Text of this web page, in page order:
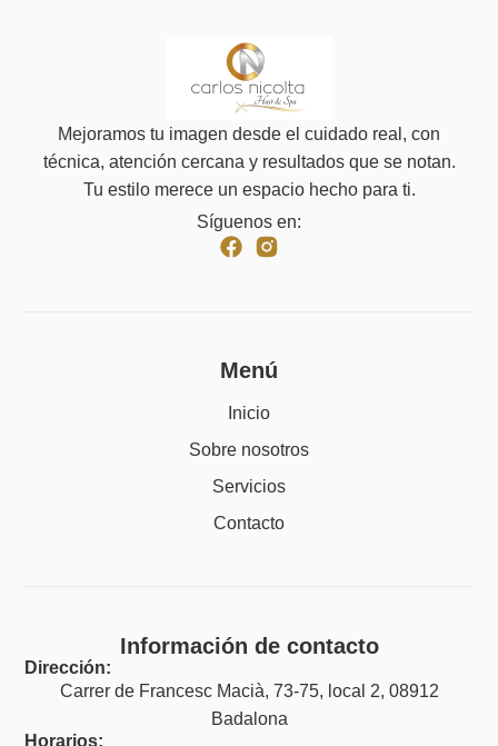
Mejoramos tu imagen desde el cuidado real, con
técnica, atención cercana y resultados que se notan.
Tu estilo merece un espacio hecho para ti.
Síguenos en:
Menú
Inicio
Sobre nosotros
Servicios
Contacto
Información de contacto
Dirección:
Carrer de Francesc Macià, 73-75, local 2, 08912
Badalona
Horarios: